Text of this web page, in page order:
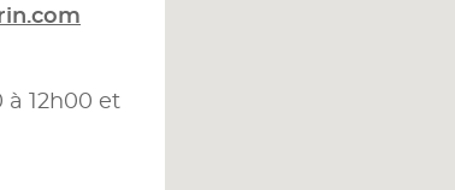
à 12h00 et